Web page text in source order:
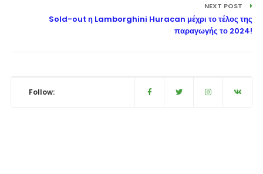
NEXT POST
Sold-out η Lamborghini Huracan μέχρι το τέλος της
παραγωγής το 2024!
Follow: